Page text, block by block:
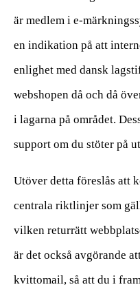
är medlem i e-
en indikation på att
enlighet med dansk
webshopen då och då
i lagarna på området.
support om du stöter på
Utöver detta föreslås att
centrala riktlinjer som
vilken returrätt
är det också avgörande
kvittomail, så att du i